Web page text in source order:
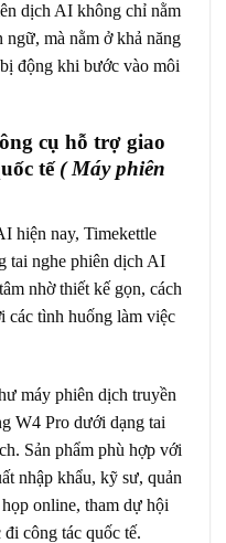
dịch AI không chỉ nằm
mà nằm ở khả năng
động khi bước vào môi
cụ hỗ trợ giao
tế( Máy phiên
hiện nay, Timekettle
tai nghe phiên dịch AI
nhờ thiết kế gọn, cách
các tình huống làm việc
máy phiên dịch truyền
W4 Pro dưới dạng tai
Sản phẩm phù hợp với
nhập khẩu, kỹ sư, quản
online, tham dự hội
công tác quốc tế.